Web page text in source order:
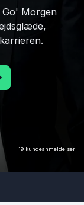
Morgen
19 kundeanmeldelser